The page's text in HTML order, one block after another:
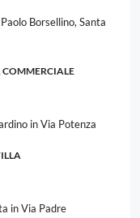
Borsellino, Santa
COMMERCIALE
in Via Potenza
in Via Padre